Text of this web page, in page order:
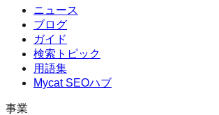
ニュース
ブログ
ガイド
検索トピック
用語集
Mycat SEOハブ
事業